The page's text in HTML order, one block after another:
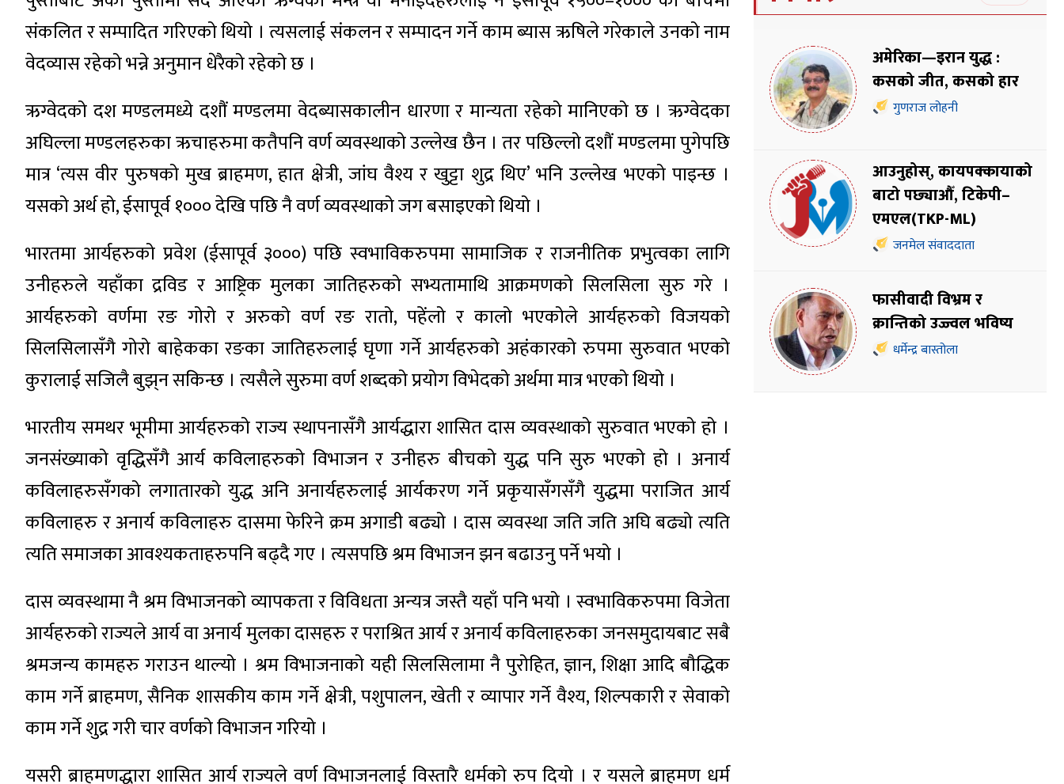
संकलित र सम्पादित गरिएको थियो । त्यसलाई संकलन र सम्पादन गर्ने काम ब्यास ऋषिले गरेकाले उनको नाम
वेदव्यास रहेको भन्ने अनुमान धेरैको रहेको छ ।
ऋग्वेदको दश मण्डलमध्ये दशौं मण्डलमा वेदब्यासकालीन धारणा र मान्यता रहेको मानिएको छ । ऋग्वेदका
अघिल्ला मण्डलहरुका ऋचाहरुमा कतैपनि वर्ण व्यवस्थाको उल्लेख छैन । तर पछिल्लो दशौं मण्डलमा पुगेपछि
मात्र ‘त्यस वीर पुरुषको मुख ब्राहमण, हात क्षेत्री, जांघ वैश्य र खुट्टा शुद्र थिए’ भनि उल्लेख भएको पाइन्छ ।
यसको अर्थ हो, ईसापूर्व १००० देखि पछि नै वर्ण व्यवस्थाको जग बसाइएको थियो ।
भारतमा आर्यहरुको प्रवेश (ईसापूर्व ३०००) पछि स्वभाविकरुपमा सामाजिक र राजनीतिक प्रभुत्वका लागि
उनीहरुले यहाँका द्रविड र आष्ट्रिक मुलका जातिहरुको सभ्यतामाथि आक्रमणको सिलसिला सुरु गरे ।
आर्यहरुको वर्णमा रङ गोरो र अरुको वर्ण रङ रातो, पहेंलो र कालो भएकोले आर्यहरुको विजयको
सिलसिलासँगै गोरो बाहेकका रङका जातिहरुलाई घृणा गर्ने आर्यहरुको अहंकारको रुपमा सुरुवात भएको
कुरालाई सजिलै बुझ्‌न सकिन्छ । त्यसैले सुरुमा वर्ण शब्दको प्रयोग विभेदको अर्थमा मात्र भएको थियो ।
भारतीय समथर भूमीमा आर्यहरुको राज्य स्थापनासँगै आर्यद्धारा शासित दास व्यवस्थाको सुरुवात भएको हो ।
जनसंख्याको वृद्धिसँगै आर्य कविलाहरुको विभाजन र उनीहरु बीचको युद्ध पनि सुरु भएको हो । अनार्य
कविलाहरुसँगको लगातारको युद्ध अनि अनार्यहरुलाई आर्यकरण गर्ने प्रकृयासँगसँगै युद्धमा पराजित आर्य
कविलाहरु र अनार्य कविलाहरु दासमा फेरिने क्रम अगाडी बढ्यो । दास व्यवस्था जति जति अघि बढ्यो त्यति
त्यति समाजका आवश्यकताहरुपनि बढ्दै गए । त्यसपछि श्रम विभाजन झन बढाउनु पर्ने भयो ।
दास व्यवस्थामा नै श्रम विभाजनको व्यापकता र विविधता अन्यत्र जस्तै यहाँ पनि भयो । स्वभाविकरुपमा विजेता
आर्यहरुको राज्यले आर्य वा अनार्य मुलका दासहरु र पराश्रित आर्य र अनार्य कविलाहरुका जनसमुदायबाट सबै
श्रमजन्य कामहरु गराउन थाल्यो । श्रम विभाजनाको यही सिलसिलामा नै पुरोहित, ज्ञान, शिक्षा आदि बौद्धिक
काम गर्ने ब्राहमण, सैनिक शासकीय काम गर्ने क्षेत्री, पशुपालन, खेती र व्यापार गर्ने वैश्य, शिल्पकारी र सेवाको
काम गर्ने शुद्र गरी चार वर्णको विभाजन गरियो ।
यसरी ब्राहमणद्धारा शासित आर्य राज्यले वर्ण विभाजनलाई विस्तारै धर्मको रुप दियो । र यसले ब्राहमण धर्म
अमेरिका—इरान युद्ध :
कसको जीत, कसको हार
गुणराज लोहनी
आउनुहोस्, कायपक्कायाको
बाटो पछ्याऔँ, टिकेपी–
एमएल(TKP-ML)
जनमेल संवाददाता
फासीवादी विभ्रम र
क्रान्तिको उज्ज्वल भविष्य
धर्मेन्द्र बास्तोला